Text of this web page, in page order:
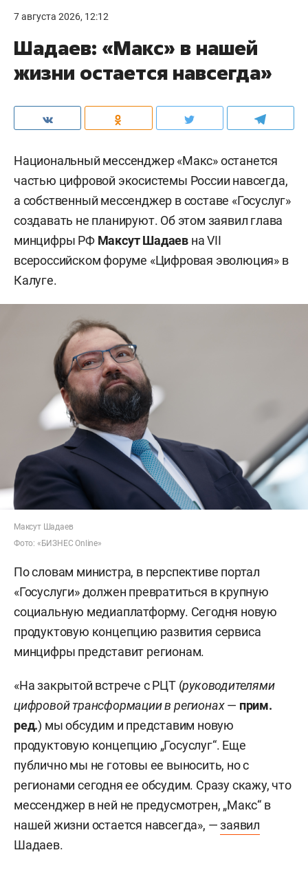
7 августа 2026, 12:12
Шадаев: «Макс» в нашей
жизни остается навсегда»
Национальный мессенджер «Макс» останется
частью цифровой экосистемы России навсегда,
а собственный мессенджер в составе «Госуслуг»
создавать не планируют. Об этом заявил глава
минцифры РФ Максут Шадаев на VII
всероссийском форуме «Цифровая эволюция» в
Калуге.
Максут Шадаев
Фото: «БИЗНЕС Online»
По словам министра, в перспективе портал
«Госуслуги» должен превратиться в крупную
социальную медиаплатформу. Сегодня новую
продуктовую концепцию развития сервиса
минцифры представит регионам.
«На закрытой встрече с РЦТ (руководителями
цифровой трансформации в регионах— прим.
ред.) мы обсудим и представим новую
продуктовую концепцию „Госуслуг“. Еще
публично мы не готовы ее выносить, но с
регионами сегодня ее обсудим. Сразу скажу, что
мессенджер в ней не предусмотрен, „Макс“ в
нашей жизни остается навсегда», —заявил
Шадаев.